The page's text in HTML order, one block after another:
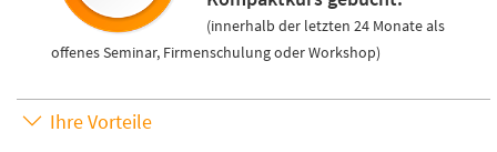
(innerhalb der letzten 24 Monate als
offenes Seminar, Firmenschulung oder Workshop)
Ihre Vorteile